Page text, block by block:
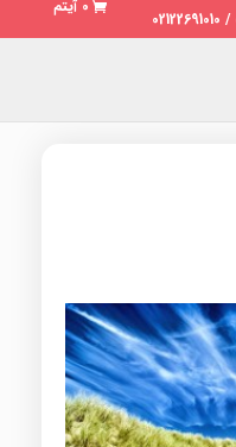
0 آیتم